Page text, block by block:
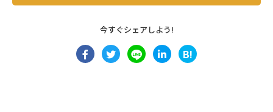
今すぐシェアしよう!
B!